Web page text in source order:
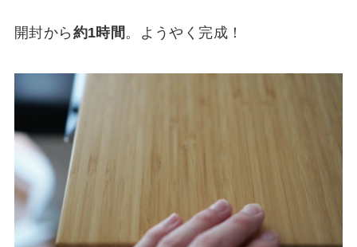
開封から 約1時間 。ようやく完成！